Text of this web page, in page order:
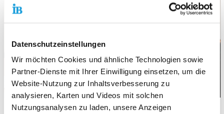
Datenschutzeinstellungen
Wir möchten Cookies und ähnliche Technologien sowie
Partner-Dienste mit Ihrer Einwilligung einsetzen, um die
Website-Nutzung zur Inhaltsverbesserung zu
analysieren, Karten und Videos mit solchen
Nutzungsanalysen zu laden, unsere Anzeigen
Der Antrag